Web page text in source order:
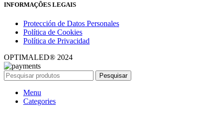
INFORMAÇÕES LEGAIS
Protección de Datos Personales
Política de Cookies
Política de Privacidad
OPTIMALED® 2024
Pesquisar
Menu
Categories